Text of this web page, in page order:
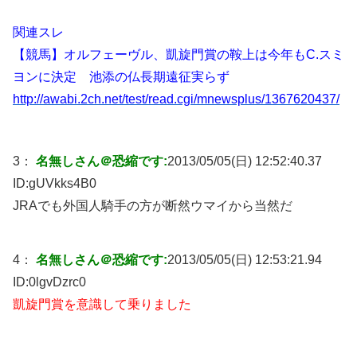
関連スレ
【競馬】オルフェーヴル、凱旋門賞の鞍上は今年もC.スミ
ヨンに決定 池添の仏長期遠征実らず
http://awabi.2ch.net/test/read.cgi/mnewsplus/1367620437/
3： 名無しさん＠恐縮です:2013/05/05(日) 12:52:40.37
ID:gUVkks4B0
JRAでも外国人騎手の方が断然ウマイから当然だ
4： 名無しさん＠恐縮です:2013/05/05(日) 12:53:21.94
ID:0lgvDzrc0
凱旋門賞を意識して乗りました